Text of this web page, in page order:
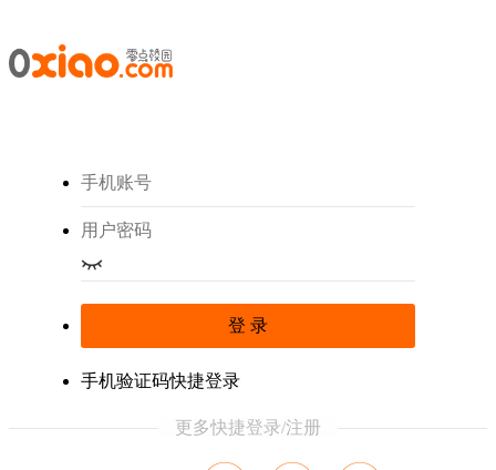
登 录
手机验证码快捷登录
更多快捷登录/注册